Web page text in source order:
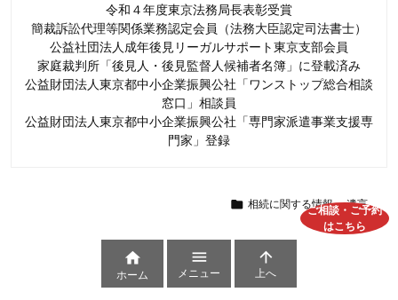
令和４年度東京法務局長表彰受賞
簡裁訴訟代理等関係業務認定会員（法務大臣認定司法書士）
公益社団法人成年後見リーガルサポート東京支部会員
家庭裁判所「後見人・後見監督人候補者名簿」に登載済み
公益財団法人東京都中小企業振興公社「ワンストップ総合相談
窓口」相談員
公益財団法人東京都中小企業振興公社「専門家派遣事業支援専
門家」登録
 相続に関する情報 , 遺言
ご相談・ご予約
はこちら

ホーム

メニュー

上へ